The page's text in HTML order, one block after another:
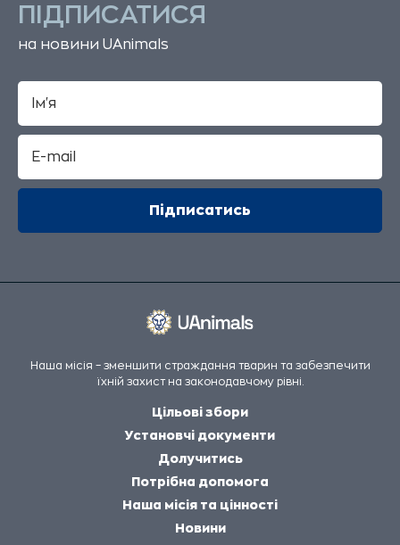
ПІДПИСАТИСЯ
на новини UAnimals
Наша місія – зменшити страждання тварин та забезпечити
їхній захист на законодавчому рівні.
Цільові збори
Установчі документи
Долучитись
Потрібна допомога
Наша місія та цінності
Новини